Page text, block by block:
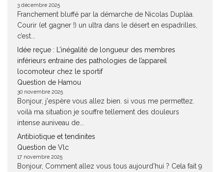
3 décembre 2025
Franchement bluffé par la démarche de Nicolas Duplàa.
Courir (et gagner !) un ultra dans le désert en espadrilles,
c’est...
Idée reçue : L’inégalité de longueur des membres
inférieurs entraine des pathologies de l’appareil
locomoteur chez le sportif
Question de Hamou
30 novembre 2025
Bonjour, j'espère vous allez bien. si vous me permettez.
voilà ma situation je souffre tellement des douleurs
intense auniveau de...
Antibiotique et tendinites
Question de Vlc
17 novembre 2025
Bonjour, Comment allez vous tous aujourd'hui ? Cela fait 9